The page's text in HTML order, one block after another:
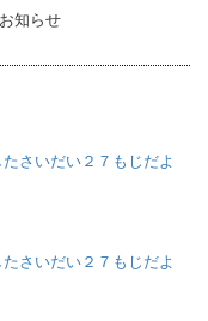
知らせ
さいだい２７もじだよ
さいだい２７もじだよ